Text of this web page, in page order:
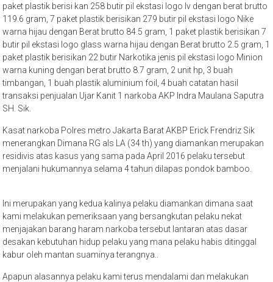
paket plastik berisi kan 258 butir pil ekstasi logo lv dengan berat brutto
119.6 gram, 7 paket plastik berisikan 279 butir pil ekstasi logo Nike
warna hijau dengan Berat brutto 84.5 gram, 1 paket plastik berisikan 7
butir pil ekstasi logo glass warna hijau dengan Berat brutto 2.5 gram, 1
paket plastik berisikan 22 butir Narkotika jenis pil ekstasi logo Minion
warna kuning dengan berat brutto 8.7 gram, 2 unit hp, 3 buah
timbangan, 1 buah plastik aluminium foil, 4 buah catatan hasil
transaksi penjualan Ujar Kanit 1 narkoba AKP Indra Maulana Saputra
SH. Sik.
Kasat narkoba Polres metro Jakarta Barat AKBP Erick Frendriz Sik
menerangkan Dimana RG als LA (34 th) yang diamankan merupakan
residivis atas kasus yang sama pada April 2016 pelaku tersebut
menjalani hukumannya selama 4 tahun dilapas pondok bamboo.
Ini merupakan yang kedua kalinya pelaku diamankan dimana saat
kami melakukan pemeriksaan yang bersangkutan pelaku nekat
menjajakan barang haram narkoba tersebut lantaran atas dasar
desakan kebutuhan hidup pelaku yang mana pelaku habis ditinggal
kabur oleh mantan suaminya terangnya..
Apapun alasannya pelaku kami terus mendalami dan melakukan